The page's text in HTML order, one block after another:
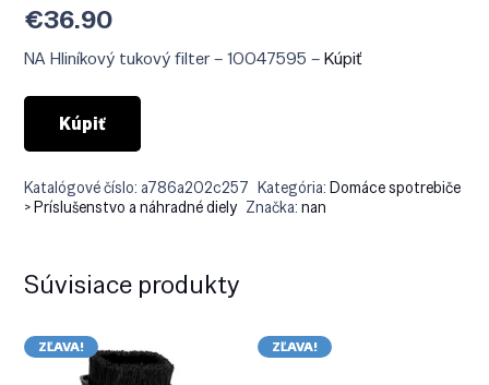
€36.90
NA Hliníkový tukový filter – 10047595 –Kúpiť
Kúpiť
Katalógové číslo: a786a202c257 Kategória:Domáce spotrebiče
> Príslušenstvo a náhradné diely Značka:nan
Súvisiace produkty
ZĽAVA! ZĽAVA!